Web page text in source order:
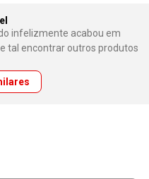
infelizmente acabou em
tal encontrar outros produtos